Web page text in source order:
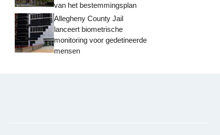
van het bestemmingsplan
Allegheny County Jail
lanceert biometrische
monitoring voor gedetineerde
mensen